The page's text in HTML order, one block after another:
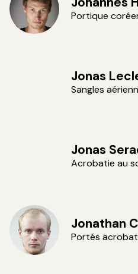
Portique
Jonas
Sangles
Jonas
Acrobatie au
Jonathan
Portés